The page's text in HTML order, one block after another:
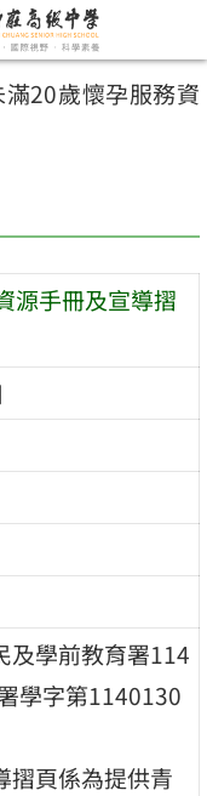
滿20歲懷孕服務資
源手冊及宣導摺
及學前教育署114
學字第1140130
摺頁係為提供青